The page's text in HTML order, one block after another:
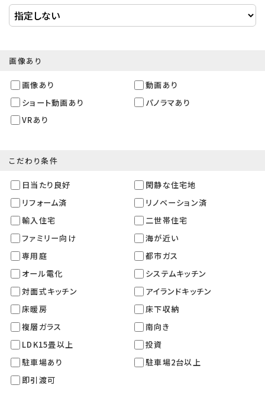
画像あり
画像あり
動画あり
ショート動画あり
パノラマあり
VRあり
こだわり条件
日当たり良好
閑静な住宅地
リフォーム済
リノベーション済
輸入住宅
二世帯住宅
ファミリー向け
海が近い
専用庭
都市ガス
オール電化
システムキッチン
対面式キッチン
アイランドキッチン
床暖房
床下収納
複層ガラス
南向き
LDK15畳以上
投資
駐車場あり
駐車場2台以上
即引渡可